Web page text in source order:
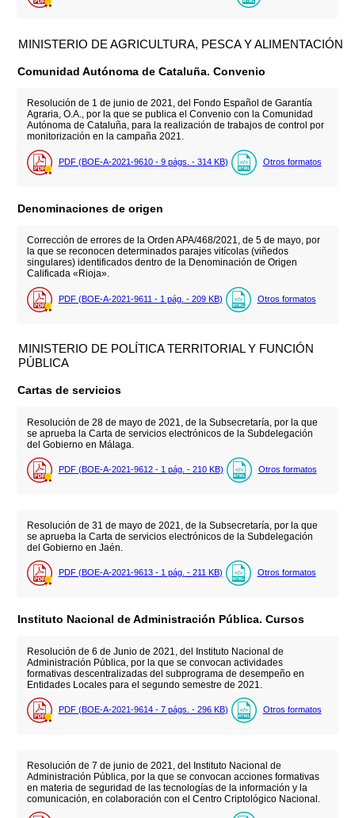
MINISTERIO DE AGRICULTURA, PESCA Y ALIMENTACIÓN
Comunidad Autónoma de Cataluña. Convenio
Resolución de 1 de junio de 2021, del Fondo Español de Garantía
Agraria, O.A., por la que se publica el Convenio con la Comunidad
Autónoma de Cataluña, para la realización de trabajos de control por
monitorización en la campaña 2021.
PDF (BOE-A-2021-9610 - 9 págs. - 314 KB) Otros formatos
Denominaciones de origen
Corrección de errores de la Orden APA/468/2021, de 5 de mayo, por
la que se reconocen determinados parajes vitícolas (viñedos
singulares) identificados dentro de la Denominación de Origen
Calificada «Rioja».
PDF (BOE-A-2021-9611 - 1 pág. - 209 KB) Otros formatos
MINISTERIO DE POLÍTICA TERRITORIAL Y FUNCIÓN
PÚBLICA
Cartas de servicios
Resolución de 28 de mayo de 2021, de la Subsecretaría, por la que
se aprueba la Carta de servicios electrónicos de la Subdelegación
del Gobierno en Málaga.
PDF (BOE-A-2021-9612 - 1 pág. - 210 KB) Otros formatos
Resolución de 31 de mayo de 2021, de la Subsecretaría, por la que
se aprueba la Carta de servicios electrónicos de la Subdelegación
del Gobierno en Jaén.
PDF (BOE-A-2021-9613 - 1 pág. - 211 KB) Otros formatos
Instituto Nacional de Administración Pública. Cursos
Resolución de 6 de Junio de 2021, del Instituto Nacional de
Administración Pública, por la que se convocan actividades
formativas descentralizadas del subprograma de desempeño en
Entidades Locales para el segundo semestre de 2021.
PDF (BOE-A-2021-9614 - 7 págs. - 296 KB) Otros formatos
Resolución de 7 de junio de 2021, del Instituto Nacional de
Administración Pública, por la que se convocan acciones formativas
en materia de seguridad de las tecnologías de la información y la
comunicación, en colaboración con el Centro Criptológico Nacional.